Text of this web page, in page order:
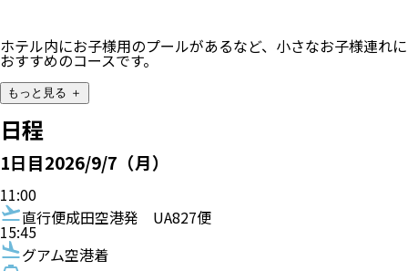
ホテル内にお子様用のプールがあるなど、小さなお子様連れに
おすすめのコースです。
もっと見る ＋
日程
1日目2026/9/7（月）
11:00
直行便成田空港発 UA827便
15:45
グアム空港着